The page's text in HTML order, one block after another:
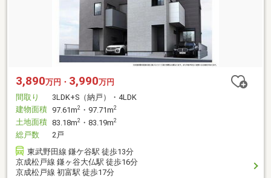
3,890万円・ 3,990万円
間取り
3LDK+S（納戸）・4LDK
建物面積 97.61m2 ・97.71m2
土地面積 83.18m2 ・83.19m2
総戸数
2戸
東武野田線 鎌ケ谷駅 徒歩13分
京成松戸線 鎌ヶ谷大仏駅 徒歩16分
京成松戸線 初富駅 徒歩17分